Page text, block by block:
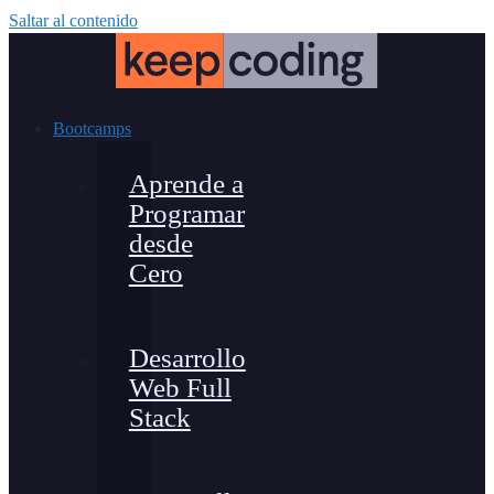
Saltar al contenido
Bootcamps
Aprende a
Programar
desde
Cero
Desarrollo
Web Full
Stack